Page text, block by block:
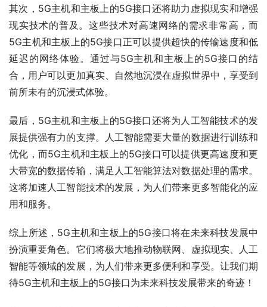
其次，5G主机和主板上的5G接口还将助力虚拟现实和增强
现实技术的普及。这些技术对高速网络的需求非常高，而
5G主机和主板上的5G接口正可以提供超快的传输速度和低
延迟的网络体验。通过与5G主机和主板上的5G接口的结
合，用户可以更加真实、自然地沉浸在虚拟世界中，享受到
前所未有的沉浸式体验。
最后，5G主机和主板上的5G接口还将为人工智能技术的发
展提供强有力的支撑。人工智能需要大量的数据进行训练和
优化，而5G主机和主板上的5G接口可以提供更高速度和更
大带宽的数据传输，满足人工智能算法对数据处理的需求。
这将加速人工智能技术的发展，为人们带来更多智能化的应
用和服务。
综上所述，5G主机和主板上的5G接口将在未来科技发展中
扮演重要角色。它们将极大地推动物联网、虚拟现实、人工
智能等领域的发展，为人们带来更多便利和享受。让我们期
待5G主机和主板上的5G接口为未来科技发展带来的奇迹！